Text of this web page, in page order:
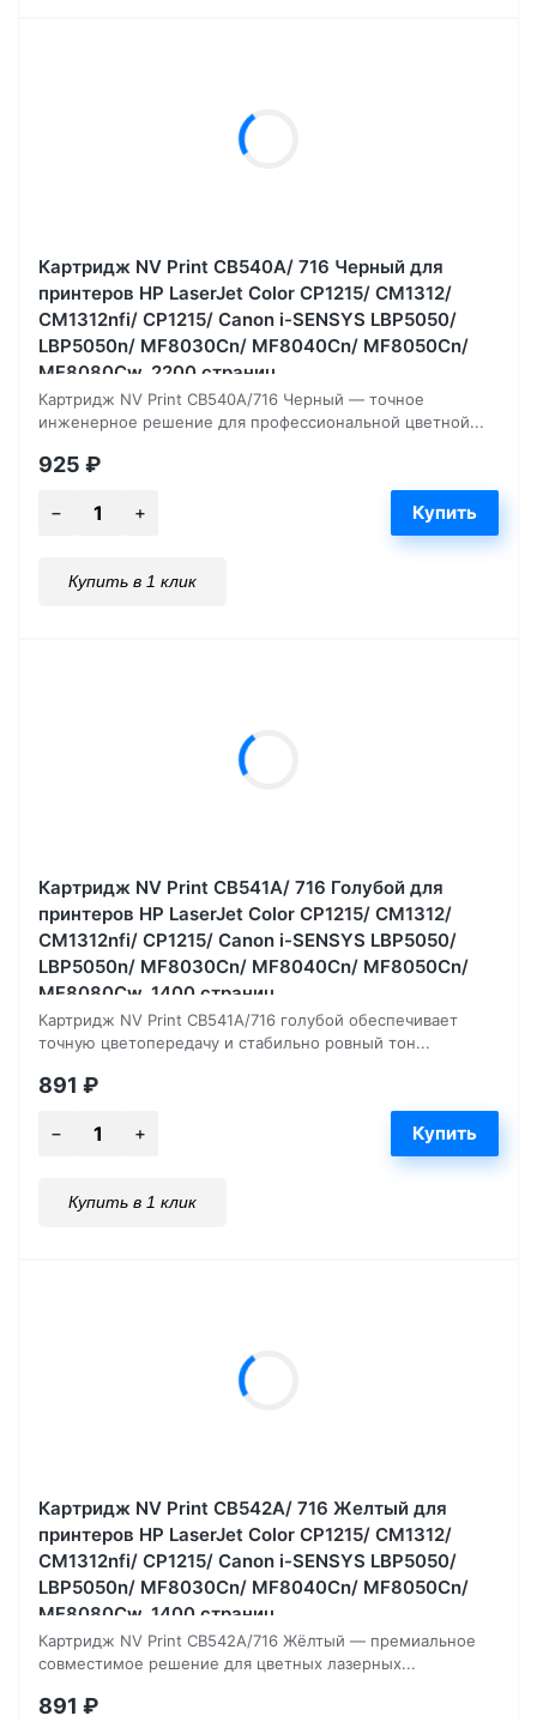
Картридж NV Print CB540A/ 716 Черный для
принтеров HP LaserJet Color CP1215/ CM1312/
CM1312nfi/ CP1215/ Canon i-SENSYS LBP5050/
LBP5050n/ MF8030Cn/ MF8040Cn/ MF8050Cn/
MF8080Cw, 2200 страниц
Картридж NV Print CB540A/716 Черный — точное
инженерное решение для профессиональной цветной...
925 ₽
Купить в 1 клик
Картридж NV Print CB541A/ 716 Голубой для
принтеров HP LaserJet Color CP1215/ CM1312/
CM1312nfi/ CP1215/ Canon i-SENSYS LBP5050/
LBP5050n/ MF8030Cn/ MF8040Cn/ MF8050Cn/
MF8080Cw, 1400 страниц
Картридж NV Print CB541A/716 голубой обеспечивает
точную цветопередачу и стабильно ровный тон...
891 ₽
Купить в 1 клик
Картридж NV Print CB542A/ 716 Желтый для
принтеров HP LaserJet Color CP1215/ CM1312/
CM1312nfi/ CP1215/ Canon i-SENSYS LBP5050/
LBP5050n/ MF8030Cn/ MF8040Cn/ MF8050Cn/
MF8080Cw, 1400 страниц
Картридж NV Print CB542A/716 Жёлтый — премиальное
совместимое решение для цветных лазерных...
891 ₽